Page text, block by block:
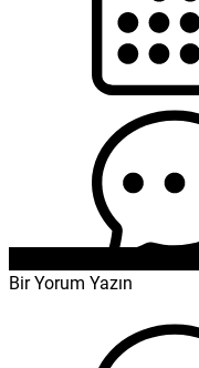
Bir Yorum Yazın